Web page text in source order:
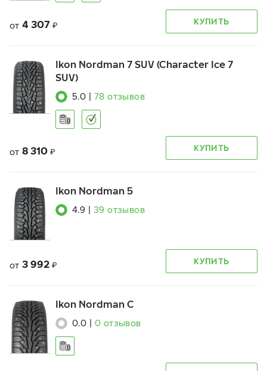
от 4 307 ₽ КУПИТЬ
Ikon Nordman 7 SUV (Character Ice 7
SUV)
5.0 78 отзывов
от 8 310 ₽ КУПИТЬ
Ikon Nordman 5
4.9 39 отзывов
от 3 992 ₽ КУПИТЬ
Ikon Nordman C
0.0 0 отзывов